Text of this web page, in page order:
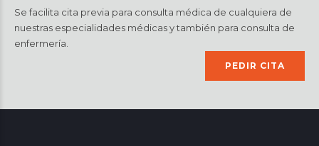
Se facilita cita previa para consulta médica de cualquiera de
nuestras especialidades médicas y también para consulta de
enfermería.
PEDIR CITA